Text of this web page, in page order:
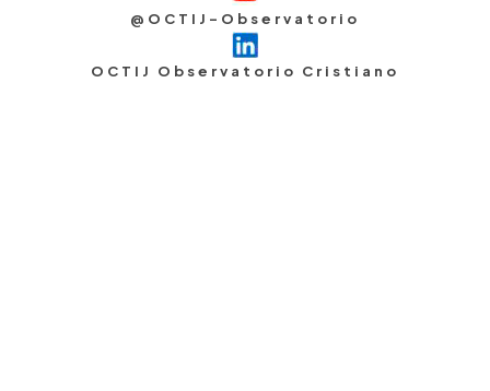
@OCTIJ-Observatorio
OCTIJ Observatorio Cristiano